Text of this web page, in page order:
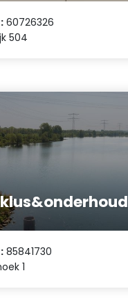
60726326
504
85841730
1